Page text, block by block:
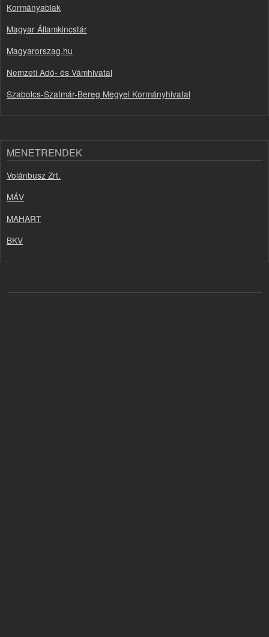
Kormányablak
Magyar Államkincstár
Magyarorszag.hu
Nemzeti Adó- és Vámhivatal
Szabolcs-Szatmár-Bereg Megyei Kormányhivatal
MENETRENDEK
Volánbusz Zrt.
MÁV
MAHART
BKV